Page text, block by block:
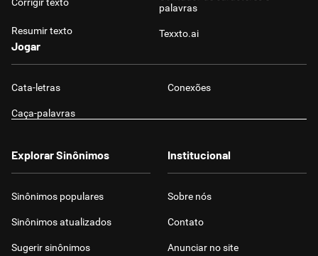
Resumir texto
palavras
Texxto.ai
Jogar
Cata-letras Conexões
Caça-palavras
Explorar Sinônimos
Sinônimos populares
Sinônimos atualizados
Sugerir sinônimos
Institucional
Sobre nós
Contato
Anunciar no site